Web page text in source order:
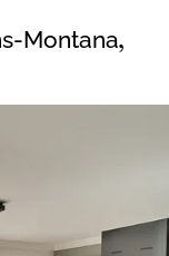
Montana,